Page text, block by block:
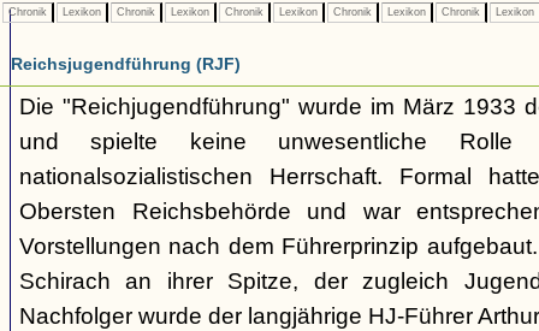
Chronik Lexikon Chronik Lexikon Chronik Lexikon Chronik Lexikon Chronik Lexikon
Reichsjugendführung (RJF)
Die "Reichjugendführung" wurde im März 1933
und spielte keine unwesentliche Rolle
nationalsozialistischen Herrschaft. Formal
Obersten Reichsbehörde und war
Vorstellungen nach dem Führerprinzip
Schirach an ihrer Spitze, der zugleich
Nachfolger wurde der langjährige HJ-Führer